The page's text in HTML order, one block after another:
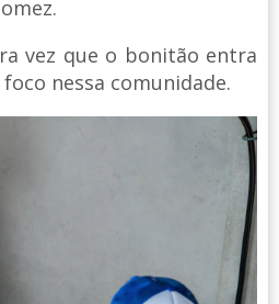
vez que o bonitão entra
nessa comunidade.